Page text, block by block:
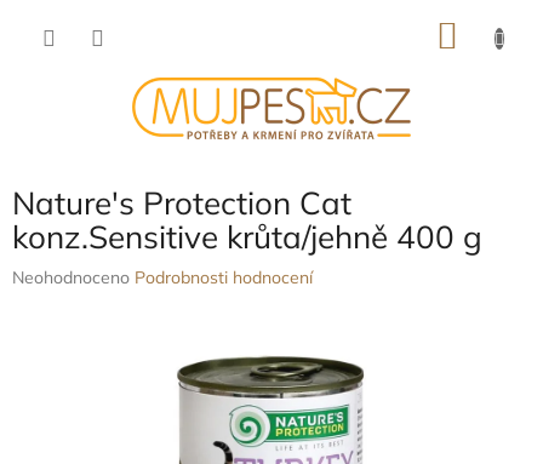
Nature's Protection Cat
konz.Sensitive krůta/jehně 400 g
Průměrné
Neohodnoceno Podrobnosti hodnocení